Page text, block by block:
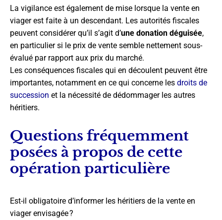
La vigilance est également de mise lorsque la vente en
viager est faite à un descendant. Les autorités fiscales
peuvent considérer qu’il s’agit d’une donation déguisée,
en particulier si le prix de vente semble nettement sous-
évalué par rapport aux prix du marché.
Les conséquences fiscales qui en découlent peuvent être
importantes, notamment en ce qui concerne les droits de
succession et la nécessité de dédommager les autres
héritiers.
Questions fréquemment
posées à propos de cette
opération particulière
Est-il obligatoire d’informer les héritiers de la vente en
viager envisagée ?